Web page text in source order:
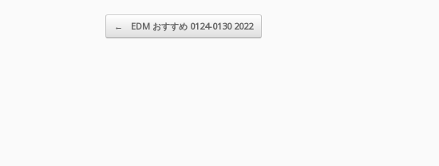
投稿ナビゲーション
← EDM おすすめ 0124-0130 2022